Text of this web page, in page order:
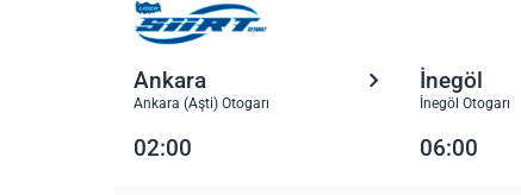
Ankara
Ankara (Aşti) Otogarı
İnegöl
İnegöl Otogarı
02:00 06:00